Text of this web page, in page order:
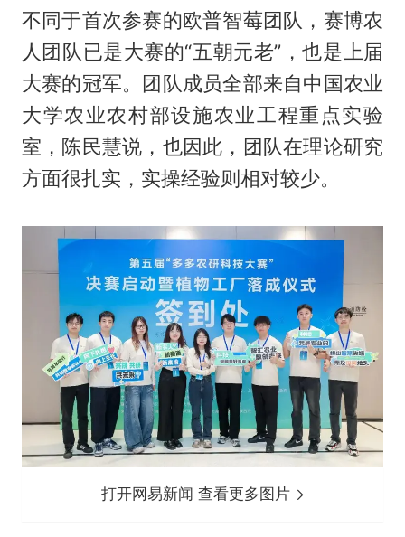
不同于首次参赛的欧普智莓团队，赛博农
人团队已是大赛的“五朝元老”，也是上届
大赛的冠军。团队成员全部来自中国农业
大学农业农村部设施农业工程重点实验
室，陈民慧说，也因此，团队在理论研究
方面很扎实，实操经验则相对较少。
打开网易新闻 查看更多图片